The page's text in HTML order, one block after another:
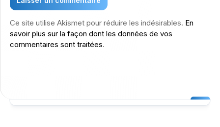
Ce site utilise Akismet pour réduire les indésirables. En
savoir plus sur la façon dont les données de vos
commentaires sont traitées.